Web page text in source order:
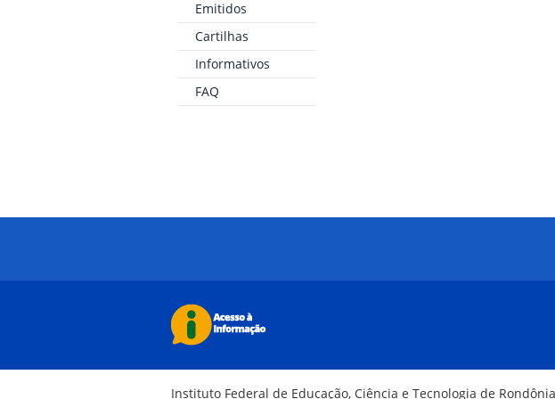
Emitidos
Cartilhas
Informativos
FAQ
Instituto Federal de Educação, Ciência e Tecnologia de Rondônia